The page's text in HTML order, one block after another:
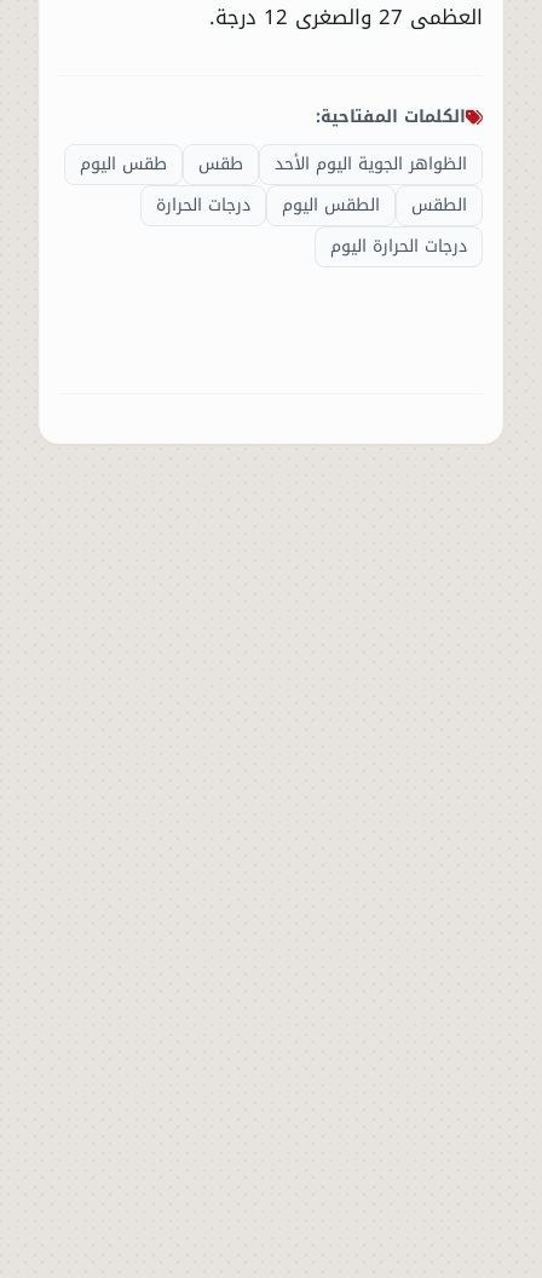
العظمى 27 والصغرى 12 درجة.
الكلمات المفتاحية:
الظواهر الجوية اليوم الأحد
طقس
طقس اليوم
الطقس
الطقس اليوم
درجات الحرارة
درجات الحرارة اليوم